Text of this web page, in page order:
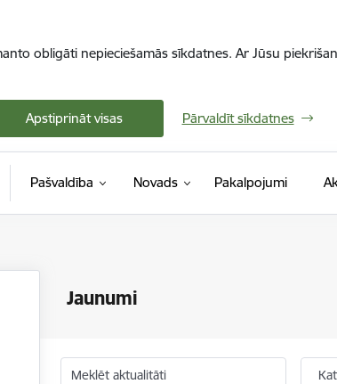
obligāti nepieciešamās sīkdatnes. Ar Jūsu
Apstiprināt visas Pārvaldīt sīkdatnes
Pašvaldība Novads Pakalpojumi
Jaunumi
Meklēt aktualitāti